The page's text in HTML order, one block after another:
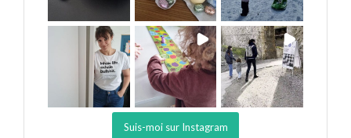
Suis-moi sur Instagram